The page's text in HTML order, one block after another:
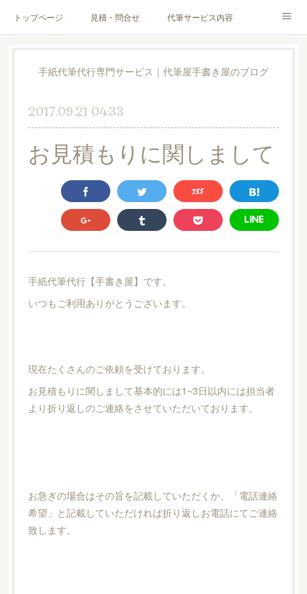
トップページ 見積・問合せ 代筆サービス内容
料金表 代筆サンプル 手紙文章作成代行サービス
ブログ お客様の声
Instagram
手紙代筆代行専門サービス｜代筆屋手書き屋のブログ
2017.09.21 04:33
お見積もりに関しまして
手紙代筆代行【手書き屋】です。
いつもご利用ありがとうございます。
現在たくさんのご依頼を受けております。
お見積もりに関しまして基本的には1~3日以内には担当者
より折り返しのご連絡をさせていただいております。
お急ぎの場合はその旨を記載していただくか、「電話連絡
希望」と記載していただければ折り返しお電話にてご連絡
致します。